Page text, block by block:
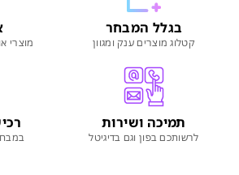
בגלל המבחר
קטלוג מוצרים ענק ומגוון מוצרי
תמיכה ושירות
לרשותכם בפון וגם בדיגיטל